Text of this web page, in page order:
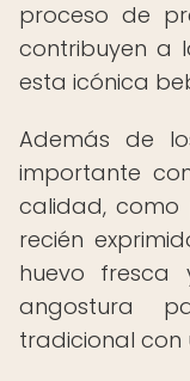
proceso de
contribuyen a
esta icónica
Además de
importante
calidad, como
recién
huevo
angostura
tradicional con